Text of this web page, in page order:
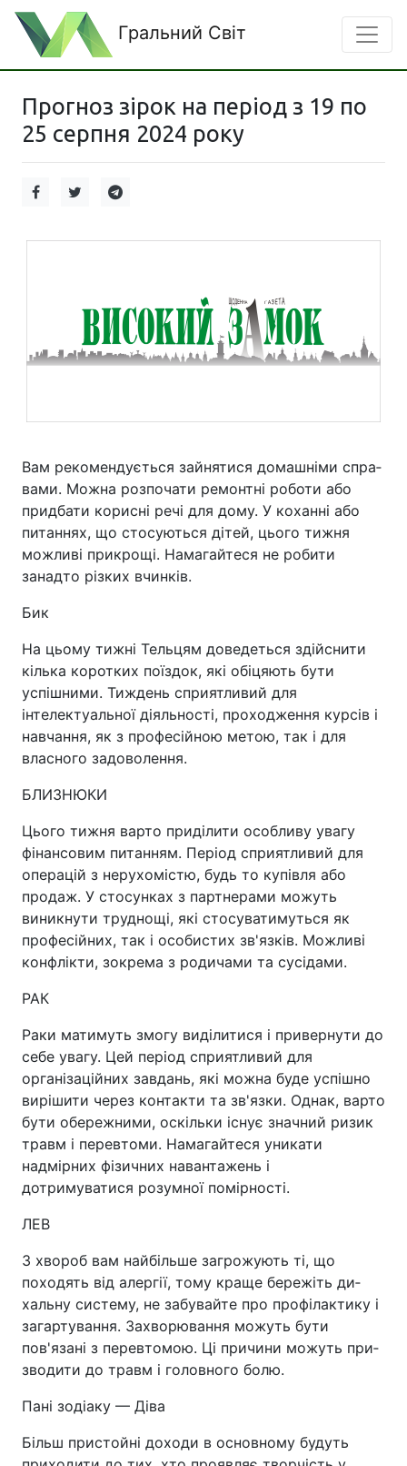
Гральний Світ
Прогноз зірок на період з 19 по
25 серпня 2024 року
Вам рекомендується зайнятися домашніми спра­
вами. Можна розпочати ремонтні роботи або
придбати корисні речі для дому. У коханні або
питаннях, що стосуються дітей, цього тижня
можливі прикрощі. Намагайтеся не робити
занадто різких вчинків.
Бик
На цьому тижні Тельцям доведеться здійснити
кілька коротких поїздок, які обіцяють бути
успішними. Тиждень сприятливий для
інтелектуальної діяльності, проходження курсів і
навчання, як з професійною метою, так і для
власного задоволення.
БЛИЗНЮКИ
Цього тижня варто приділити особливу увагу
фінансовим питанням. Період сприятливий для
операцій з нерухомістю, будь то купівля або
продаж. У стосунках з партнерами можуть
виникнути труднощі, які стосуватимуться як
професійних, так і особистих зв'язків. Можливі
конфлікти, зокрема з родичами та сусідами.
РАК
Раки матимуть змогу виділитися і привернути до
себе увагу. Цей період сприятливий для
організаційних завдань, які можна буде успішно
вирішити через контакти та зв'язки. Однак, варто
бути обережними, оскільки існує значний ризик
травм і перевтоми. Намагайтеся уникати
надмірних фізичних навантажень і
дотримуватися розумної помірності.
ЛЕВ
З хвороб вам найбільше за­грожують ті, що
походять від алергії, тому краще бережіть ди­
хальну систему, не забувайте про профілактику і
загартування. Захво­рювання можуть бути
пов'язані з пе­ревтомою. Ці причини можуть при­
зводити до травм і головного болю.
Пані зодіаку — Діва
Більш пристойні доходи в основному будуть